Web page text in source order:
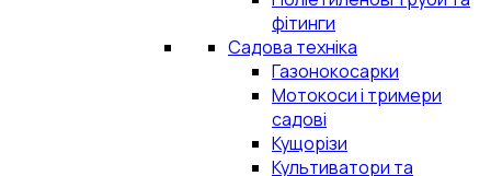
фітинги
Садова техніка
Газонокосарки
Мотокоси і тримери
садові
Кущорізи
Культиватори та